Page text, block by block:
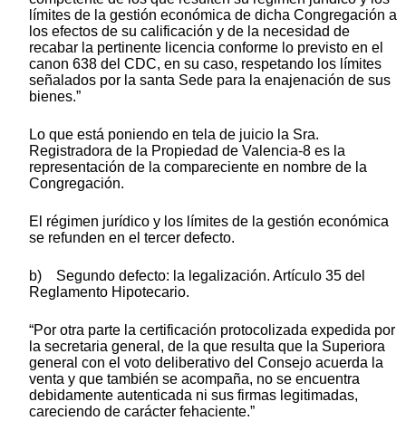
límites de la gestión económica de dicha Congregación a
los efectos de su calificación y de la necesidad de
recabar la pertinente licencia conforme lo previsto en el
canon 638 del CDC, en su caso, respetando los límites
señalados por la santa Sede para la enajenación de sus
bienes.”
Lo que está poniendo en tela de juicio la Sra.
Registradora de la Propiedad de Valencia-8 es la
representación de la compareciente en nombre de la
Congregación.
El régimen jurídico y los límites de la gestión económica
se refunden en el tercer defecto.
b) Segundo defecto: la legalización. Artículo 35 del
Reglamento Hipotecario.
“Por otra parte la certificación protocolizada expedida por
la secretaria general, de la que resulta que la Superiora
general con el voto deliberativo del Consejo acuerda la
venta y que también se acompaña, no se encuentra
debidamente autenticada ni sus firmas legitimadas,
careciendo de carácter fehaciente.”